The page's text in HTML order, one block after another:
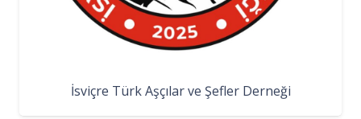
İsviçre Türk Aşçılar ve Şefler Derneği